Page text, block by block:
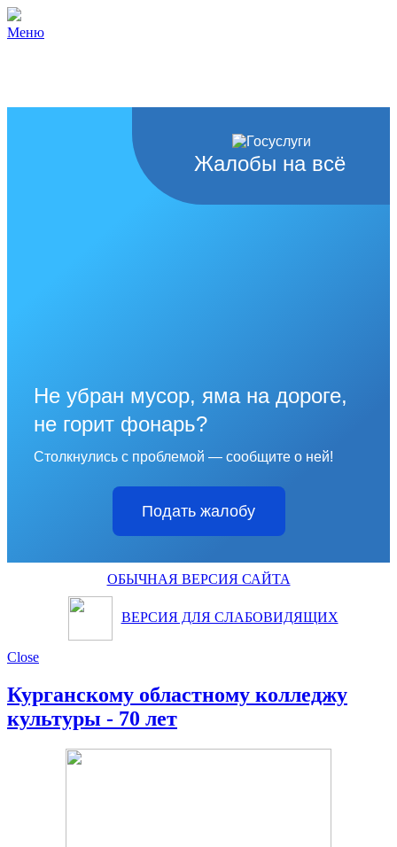
Меню
Жалобы на всё
Не убран мусор, яма на дороге,
не горит фонарь?
Столкнулись с проблемой — сообщите о ней!
Подать жалобу
ОБЫЧНАЯ ВЕРСИЯ САЙТА
ВЕРСИЯ ДЛЯ СЛАБОВИДЯЩИХ
Close
Курганскому областному колледжу
культуры - 70 лет